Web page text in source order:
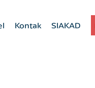
Kontak SIAKAD